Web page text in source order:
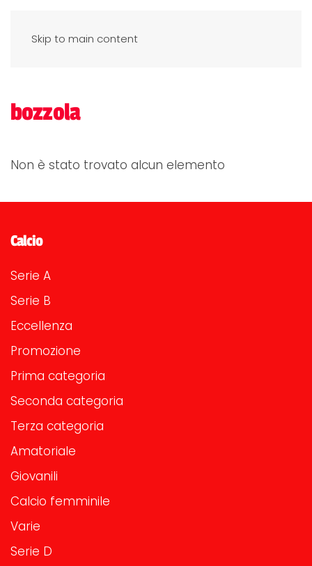
Skip to main content
bozzola
Non è stato trovato alcun elemento
Calcio
Serie A
Serie B
Eccellenza
Promozione
Prima categoria
Seconda categoria
Terza categoria
Amatoriale
Giovanili
Calcio femminile
Varie
Serie D